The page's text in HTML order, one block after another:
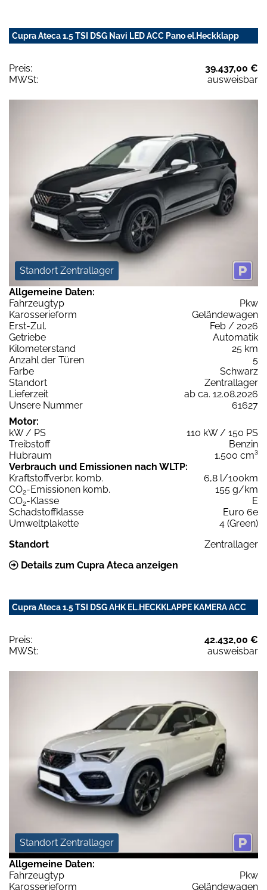
Cupra Ateca 1.5 TSI DSG Navi LED ACC Pano el.Heckklapp
Preis:
39.437,00 €
MWSt:
ausweisbar
Standort Zentrallager
Allgemeine Daten:
Fahrzeugtyp
Pkw
Karosserieform
Geländewagen
Erst-Zul.
Feb / 2026
Getriebe
Automatik
Kilometerstand
25 km
Anzahl der Türen
5
Farbe
Schwarz
Standort
Zentrallager
Lieferzeit
ab ca. 12.08.2026
Unsere Nummer
61627
Motor:
kW / PS
110 kW / 150 PS
Treibstoff
Benzin
Hubraum
1.500 cm³
Verbrauch und Emissionen nach WLTP:
Kraftstoffverbr. komb.
6,8 l/100km
CO2-Emissionen komb.
155 g/km
CO2-Klasse
E
Schadstoffklasse
Euro 6e
Umweltplakette
4 (Green)
Standort
Zentrallager
Details zum Cupra Ateca anzeigen
Cupra Ateca 1.5 TSI DSG AHK EL.HECKKLAPPE KAMERA ACC
Preis:
42.432,00 €
MWSt:
ausweisbar
Standort Zentrallager
Allgemeine Daten:
Fahrzeugtyp
Pkw
Karosserieform
Geländewagen